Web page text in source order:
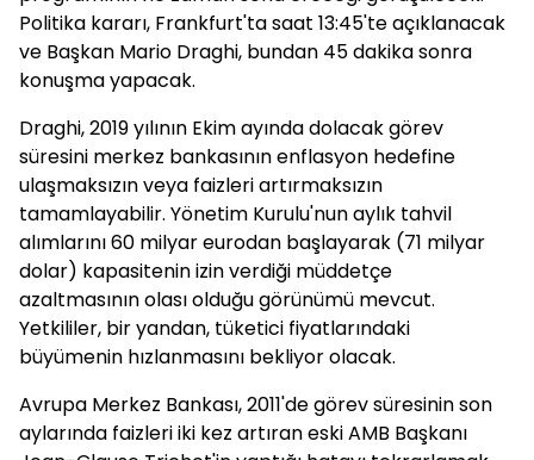
Politika kararı, Frankfurt'ta saat 13:45'te açıklanacak
ve Başkan Mario Draghi, bundan 45 dakika sonra
konuşma yapacak.
Draghi, 2019 yılının Ekim ayında dolacak görev
süresini merkez bankasının enflasyon hedefine
ulaşmaksızın veya faizleri artırmaksızın
tamamlayabilir. Yönetim Kurulu'nun aylık tahvil
alımlarını 60 milyar eurodan başlayarak (71 milyar
dolar) kapasitenin izin verdiği müddetçe
azaltmasının olası olduğu görünümü mevcut.
Yetkililer, bir yandan, tüketici fiyatlarındaki
büyümenin hızlanmasını bekliyor olacak.
Avrupa Merkez Bankası, 2011'de görev süresinin son
aylarında faizleri iki kez artıran eski AMB Başkanı